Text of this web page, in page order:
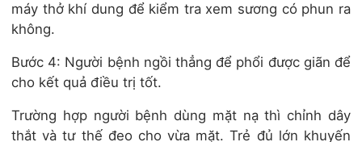
máy thở khí dung để kiểm tra xem sương có phun ra
không.
Bước 4: Người bệnh ngồi thẳng để phổi được giãn để
cho kết quả điều trị tốt.
Trường hợp người bệnh dùng mặt nạ thì chỉnh dây
thắt và tư thế đeo cho vừa mặt. Trẻ đủ lớn khuyến